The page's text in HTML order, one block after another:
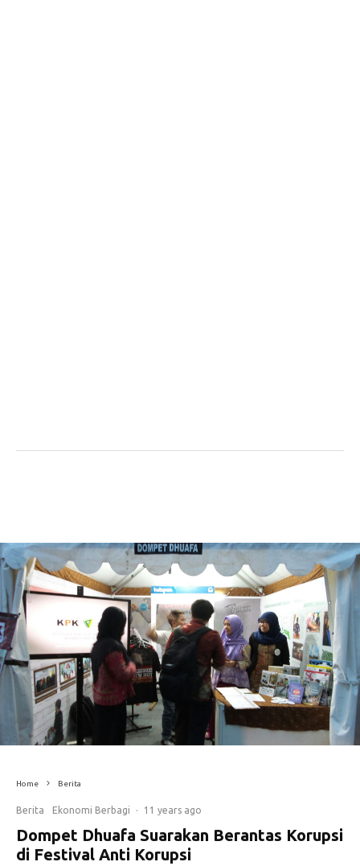
Home Berita
Berita Ekonomi Berbagi · 11 years ago
Dompet Dhuafa Suarakan Berantas Korupsi
di Festival Anti Korupsi